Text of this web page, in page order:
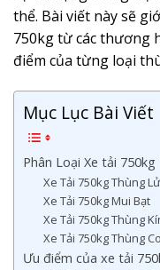
thể. Bài viết này sẽ
750kg từ các thương
điểm của từng loại
Mục Lục Bài Viết
Phân Loại Xe tải
Xe Tải 750kg Thùng
Xe Tải 750kg Mui Bạt
Xe Tải 750kg Thùng
Xe Tải 750kg Thùng
Ưu điểm của xe tải